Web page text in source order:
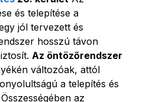
és telepítése a
jól tervezett és
hosszú távon
Az öntözőrendszer
változóak, attól
a telepítés és
az